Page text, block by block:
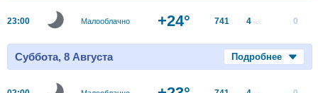
23:00 Малооблачно +24° 741 4 м/с 0
Суббота, 8 Августа Подробнее